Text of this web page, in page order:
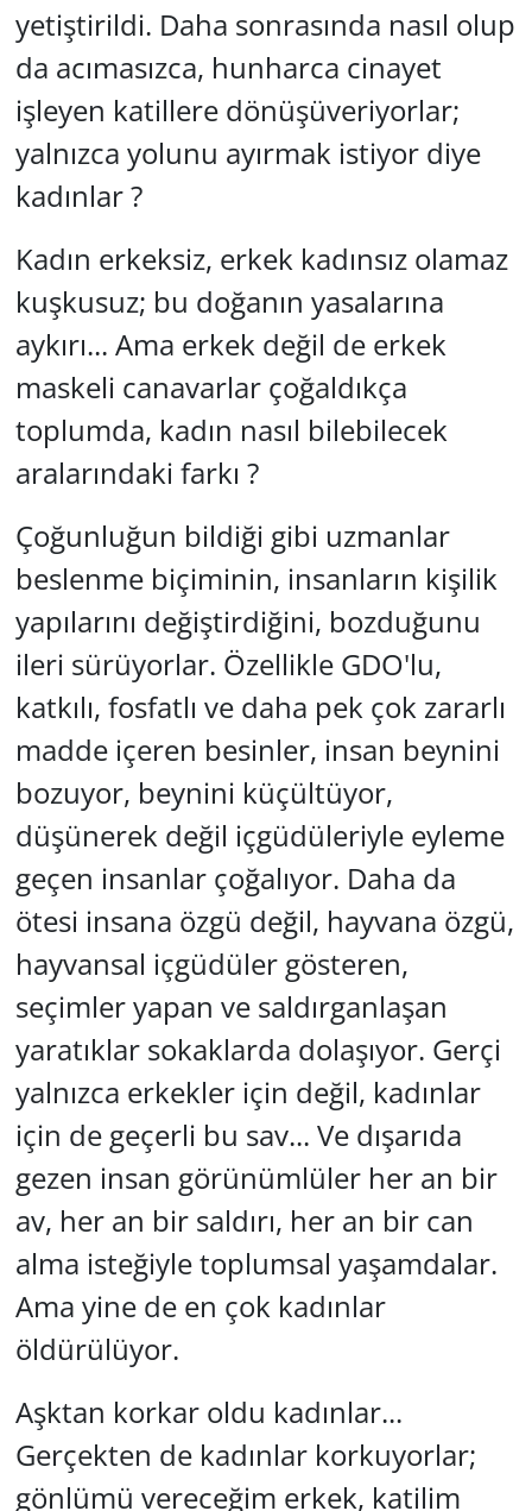
yetiştirildi. Daha sonrasında nasıl olup
da acımasızca, hunharca cinayet
işleyen katillere dönüşüveriyorlar;
yalnızca yolunu ayırmak istiyor diye
kadınlar ?
Kadın erkeksiz, erkek kadınsız olamaz
kuşkusuz; bu doğanın yasalarına
aykırı... Ama erkek değil de erkek
maskeli canavarlar çoğaldıkça
toplumda, kadın nasıl bilebilecek
aralarındaki farkı ?
Çoğunluğun bildiği gibi uzmanlar
beslenme biçiminin, insanların kişilik
yapılarını değiştirdiğini, bozduğunu
ileri sürüyorlar. Özellikle GDO'lu,
katkılı, fosfatlı ve daha pek çok zararlı
madde içeren besinler, insan beynini
bozuyor, beynini küçültüyor,
düşünerek değil içgüdüleriyle eyleme
geçen insanlar çoğalıyor. Daha da
ötesi insana özgü değil, hayvana özgü,
hayvansal içgüdüler gösteren,
seçimler yapan ve saldırganlaşan
yaratıklar sokaklarda dolaşıyor. Gerçi
yalnızca erkekler için değil, kadınlar
için de geçerli bu sav... Ve dışarıda
gezen insan görünümlüler her an bir
av, her an bir saldırı, her an bir can
alma isteğiyle toplumsal yaşamdalar.
Ama yine de en çok kadınlar
öldürülüyor.
Aşktan korkar oldu kadınlar...
Gerçekten de kadınlar korkuyorlar;
gönlümü vereceğim erkek, katilim